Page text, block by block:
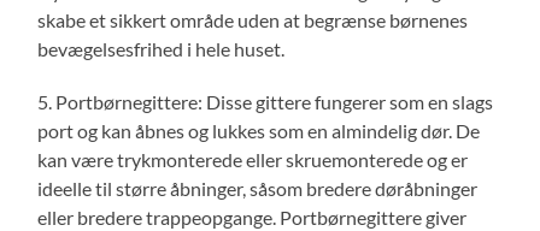
skabe et sikkert område uden at begrænse børnenes
bevægelsesfrihed i hele huset.
5. Portbørnegittere: Disse gittere fungerer som en slags
port og kan åbnes og lukkes som en almindelig dør. De
kan være trykmonterede eller skruemonterede og er
ideelle til større åbninger, såsom bredere døråbninger
eller bredere trappeopgange. Portbørnegittere giver